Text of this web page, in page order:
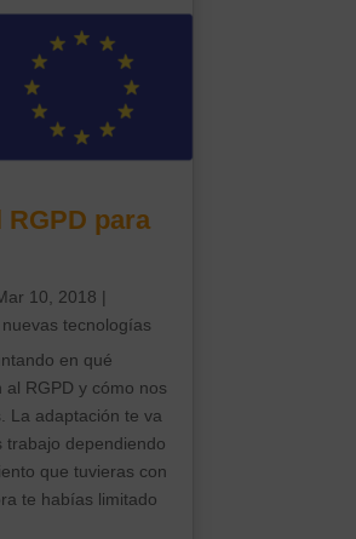
para
10, 2018 |
tecnologías
en qué
RGPD y cómo nos
La adaptación te va
trabajo dependiendo
que tuvieras con
te habías limitado